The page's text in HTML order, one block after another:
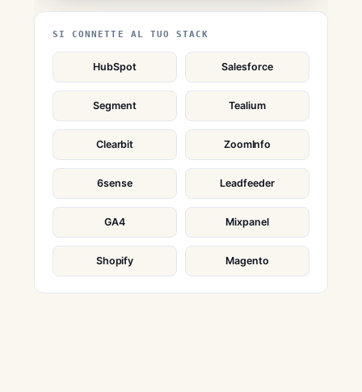
SI CONNETTE AL TUO STACK
HubSpot Salesforce
Segment Tealium
Clearbit ZoomInfo
6sense Leadfeeder
GA4 Mixpanel
Shopify Magento